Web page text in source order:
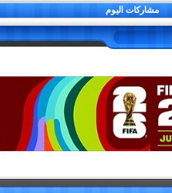
مشاركات اليوم